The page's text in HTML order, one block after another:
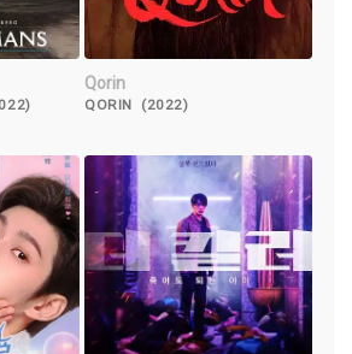
Qorin
QORIN (2022)